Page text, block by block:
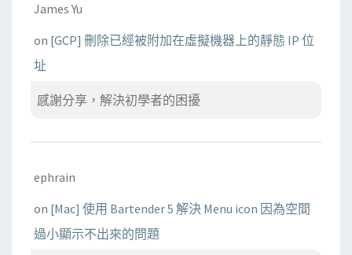
James Yu
on [GCP] 刪除已經被附加在虛擬機器上的靜態 IP 位
址
感謝分享，解決初學者的困擾
ephrain
on [Mac] 使用 Bartender 5 解決 Menu icon 因為空間
過小顯示不出來的問題